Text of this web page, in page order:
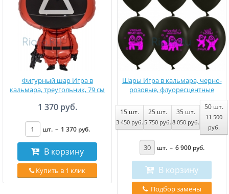
Фигурный шар Игра в
кальмара, треугольник, 79 см
1 370 руб.
шт. – 1 370 руб.
В корзину
Купить в 1 клик
Шары Игра в кальмара, черно-
розовые, флуоресцентные
15 шт.
3 450 руб.
25 шт.
5 750 руб.
35 шт.
8 050 руб.
50 шт.
11 500
руб.
шт. – 6 900 руб.
В корзину
Подбор замены